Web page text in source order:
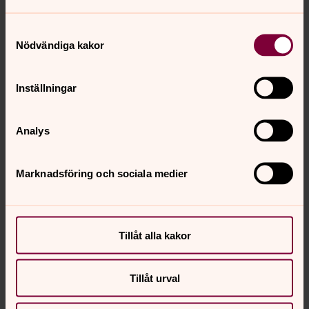
Nödvändiga kakor
Inställningar
Analys
Marknadsföring och sociala medier
Tillåt alla kakor
Tillåt urval
Skicka in!
Kontakta rektor för förskolan